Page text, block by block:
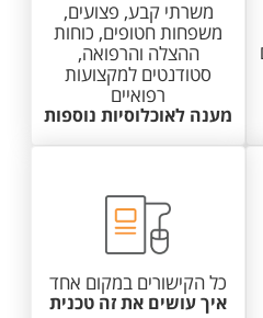
משרתי קבע, פצועים,
משפחות חטופים, כוחות
ההצלה והרפואה,
סטודנטים למקצועות
רפואיים
מענה לאוכלוסיות נוספות
כל הקישורים במקום אחד
איך עושים את זה טכנית